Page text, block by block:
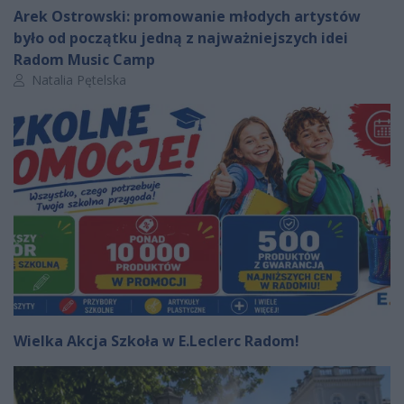
Arek Ostrowski: promowanie młodych artystów
było od początku jedną z najważniejszych idei
Radom Music Camp
Autor artykułu:
Natalia Pętelska
Wielka Akcja Szkoła w E.Leclerc Radom!